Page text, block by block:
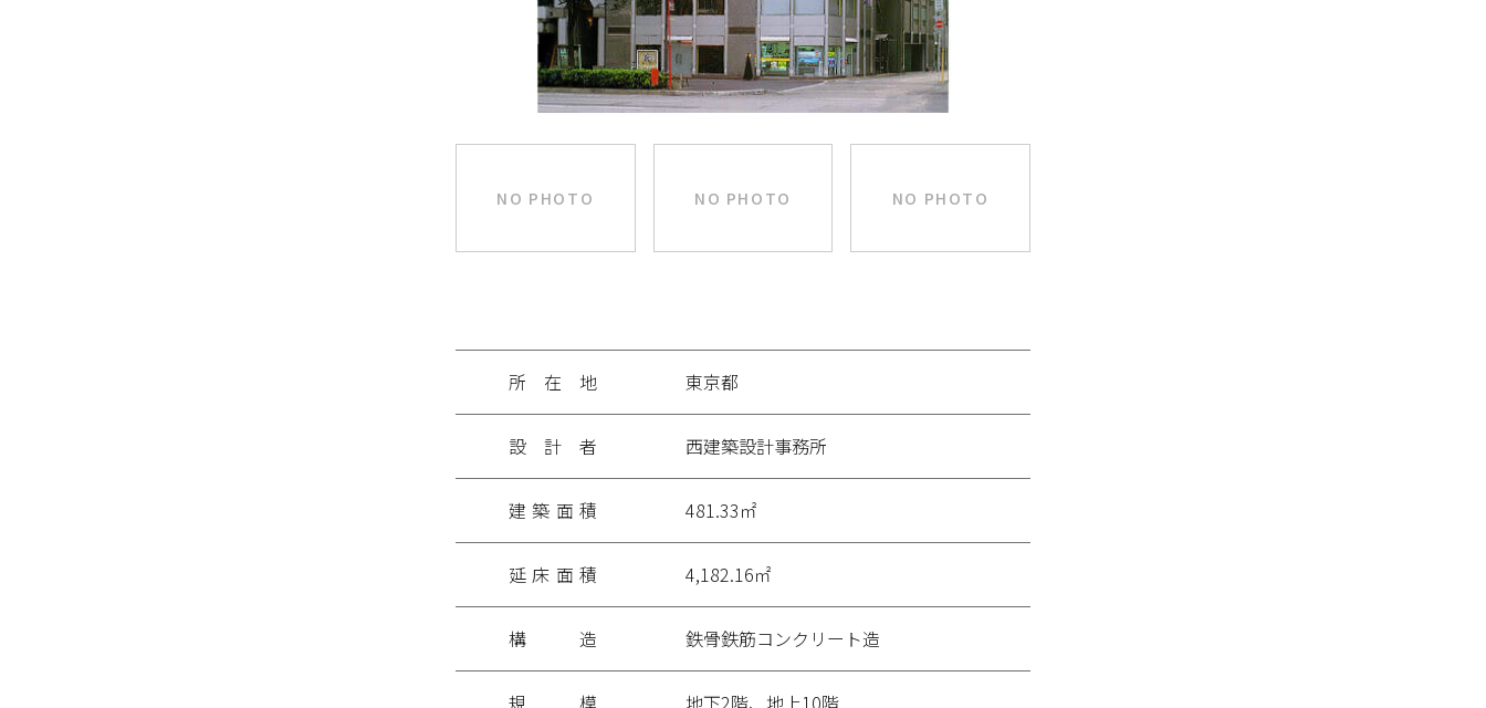
NO PHOTO NO PHOTO NO PHOTO
ゲ
ョ
所在地 東京都
設計者 西建築設計事務所
建築面積 481.33㎡
延床面積 4,182.16㎡
構造 鉄骨鉄筋コンクリート造
規模 地下2階、地上10階